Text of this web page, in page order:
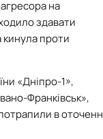
на
здавати
кинула проти
«Дніпро-1»,
Франківськ»,
в